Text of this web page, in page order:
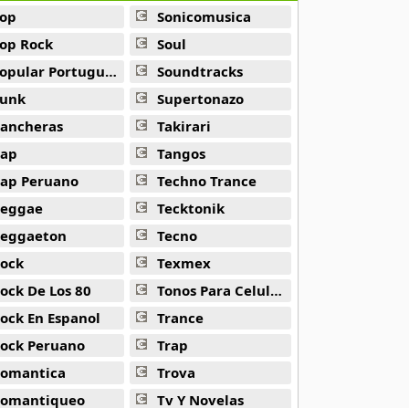
Rock
Portuguesa
Peruano
De Los 80
En Espanol
Peruano
Sonicomusica
Soul
Soundtracks
Supertonazo
Takirari
Tangos
Techno Trance
Tecktonik
Tecno
Texmex
Tonos Para Celulares
Trance
Trap
Trova
Tv Y Novelas